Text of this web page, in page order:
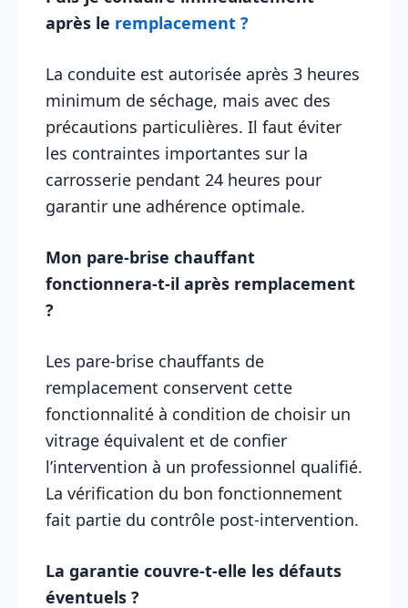
après le remplacement ?
La conduite est autorisée après 3 heures
minimum de séchage, mais avec des
précautions particulières. Il faut éviter
les contraintes importantes sur la
carrosserie pendant 24 heures pour
garantir une adhérence optimale.
Mon pare-brise chauffant
fonctionnera-t-il après remplacement
?
Les pare-brise chauffants de
remplacement conservent cette
fonctionnalité à condition de choisir un
vitrage équivalent et de confier
l’intervention à un professionnel qualifié.
La vérification du bon fonctionnement
fait partie du contrôle post-intervention.
La garantie couvre-t-elle les défauts
éventuels ?